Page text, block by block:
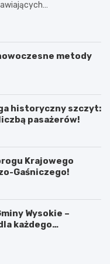
metody
historyczny szczyt:
pasażerów!
Krajowego
Gaśniczego!
Wysokie –
każdego